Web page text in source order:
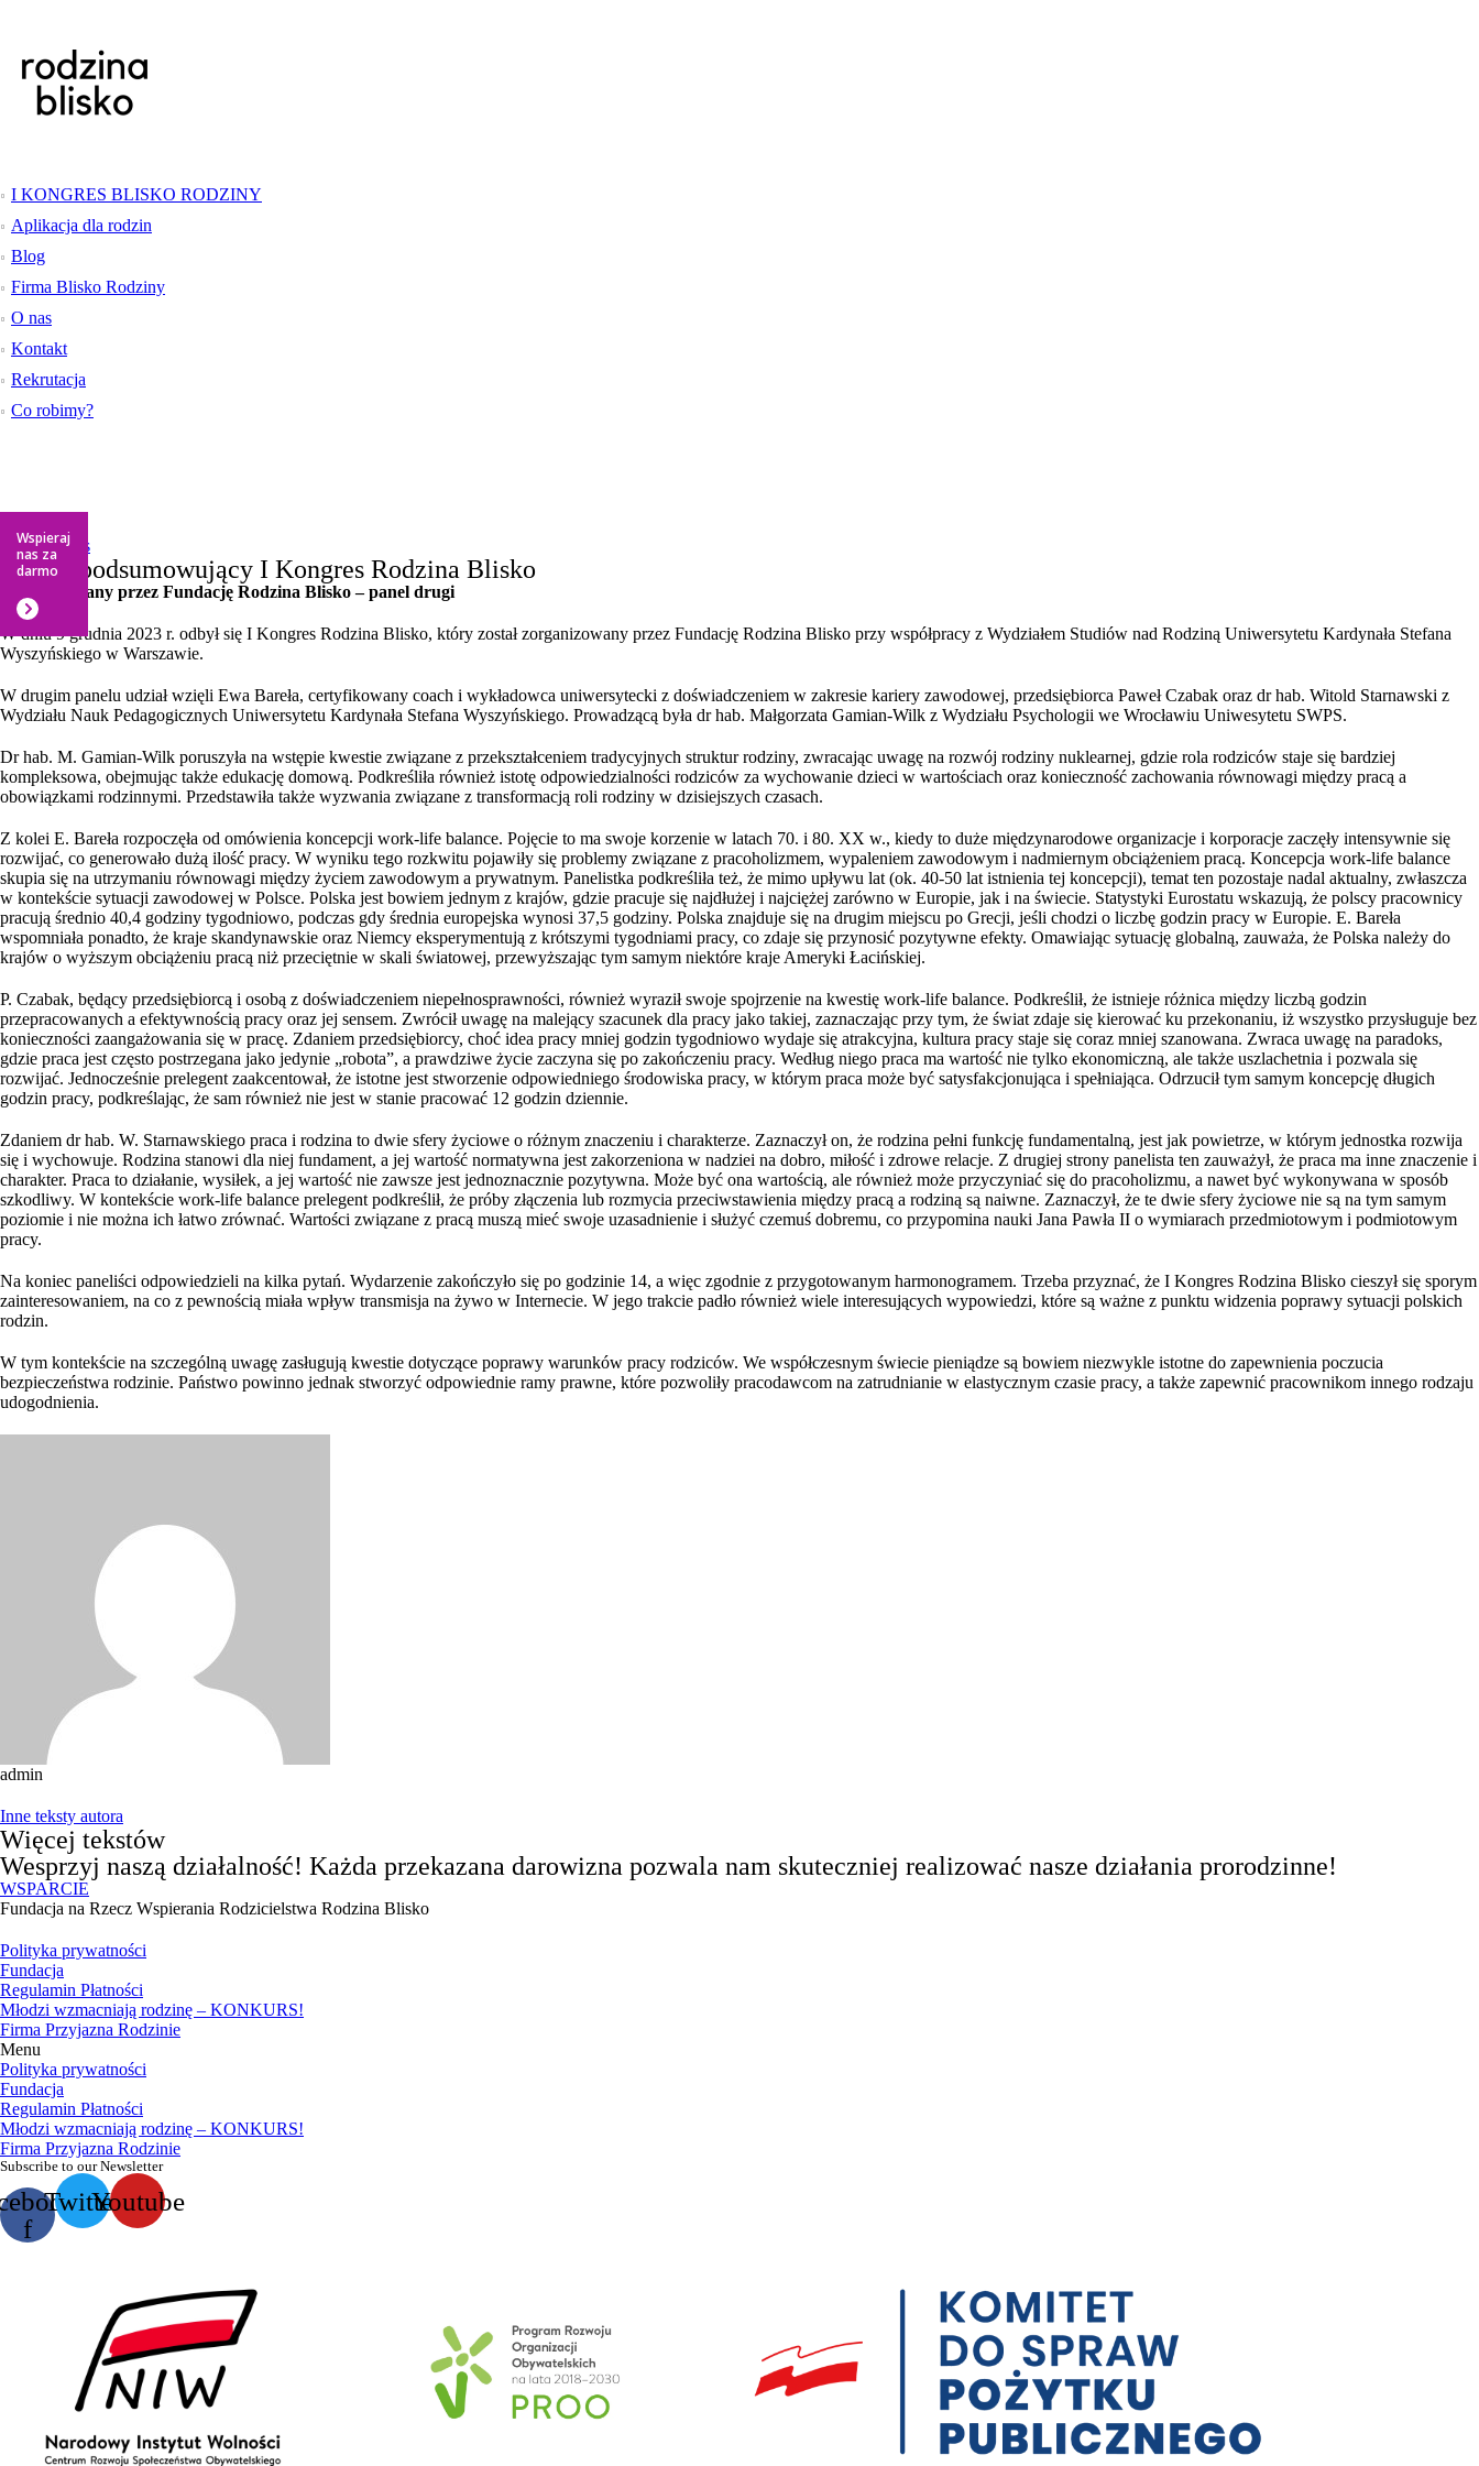
I KONGRES BLISKO RODZINY
Aplikacja dla rodzin
Blog
Firma Blisko Rodziny
O nas
Kontakt
Rekrutacja
Co robimy?
wesprzyj nas
Raport podsumowujący I Kongres Rodzina Blisko
zorganizowany przez Fundację Rodzina Blisko – panel drugi
W dniu 9 grudnia 2023 r. odbył się I Kongres Rodzina Blisko, który został zorganizowany przez Fundację Rodzina Blisko przy współpracy z Wydziałem Studiów nad Rodziną Uniwersytetu Kardynała Stefana
Wyszyńskiego w Warszawie.
W drugim panelu udział wzięli Ewa Bareła, certyfikowany coach i wykładowca uniwersytecki z doświadczeniem w zakresie kariery zawodowej, przedsiębiorca Paweł Czabak oraz dr hab. Witold Starnawski z
Wydziału Nauk Pedagogicznych Uniwersytetu Kardynała Stefana Wyszyńskiego. Prowadzącą była dr hab. Małgorzata Gamian-Wilk z Wydziału Psychologii we Wrocławiu Uniwesytetu SWPS.
Dr hab. M. Gamian-Wilk poruszyła na wstępie kwestie związane z przekształceniem tradycyjnych struktur rodziny, zwracając uwagę na rozwój rodziny nuklearnej, gdzie rola rodziców staje się bardziej
kompleksowa, obejmując także edukację domową. Podkreśliła również istotę odpowiedzialności rodziców za wychowanie dzieci w wartościach oraz konieczność zachowania równowagi między pracą a
obowiązkami rodzinnymi. Przedstawiła także wyzwania związane z transformacją roli rodziny w dzisiejszych czasach.
Z kolei E. Bareła rozpoczęła od omówienia koncepcji work-life balance. Pojęcie to ma swoje korzenie w latach 70. i 80. XX w., kiedy to duże międzynarodowe organizacje i korporacje zaczęły intensywnie się
rozwijać, co generowało dużą ilość pracy. W wyniku tego rozkwitu pojawiły się problemy związane z pracoholizmem, wypaleniem zawodowym i nadmiernym obciążeniem pracą. Koncepcja work-life balance
skupia się na utrzymaniu równowagi między życiem zawodowym a prywatnym. Panelistka podkreśliła też, że mimo upływu lat (ok. 40-50 lat istnienia tej koncepcji), temat ten pozostaje nadal aktualny, zwłaszcza
w kontekście sytuacji zawodowej w Polsce. Polska jest bowiem jednym z krajów, gdzie pracuje się najdłużej i najciężej zarówno w Europie, jak i na świecie. Statystyki Eurostatu wskazują, że polscy pracownicy
pracują średnio 40,4 godziny tygodniowo, podczas gdy średnia europejska wynosi 37,5 godziny. Polska znajduje się na drugim miejscu po Grecji, jeśli chodzi o liczbę godzin pracy w Europie. E. Bareła
wspomniała ponadto, że kraje skandynawskie oraz Niemcy eksperymentują z krótszymi tygodniami pracy, co zdaje się przynosić pozytywne efekty. Omawiając sytuację globalną, zauważa, że Polska należy do
krajów o wyższym obciążeniu pracą niż przeciętnie w skali światowej, przewyższając tym samym niektóre kraje Ameryki Łacińskiej.
P. Czabak, będący przedsiębiorcą i osobą z doświadczeniem niepełnosprawności, również wyraził swoje spojrzenie na kwestię work-life balance. Podkreślił, że istnieje różnica między liczbą godzin
przepracowanych a efektywnością pracy oraz jej sensem. Zwrócił uwagę na malejący szacunek dla pracy jako takiej, zaznaczając przy tym, że świat zdaje się kierować ku przekonaniu, iż wszystko przysługuje bez
konieczności zaangażowania się w pracę. Zdaniem przedsiębiorcy, choć idea pracy mniej godzin tygodniowo wydaje się atrakcyjna, kultura pracy staje się coraz mniej szanowana. Zwraca uwagę na paradoks,
gdzie praca jest często postrzegana jako jedynie „robota”, a prawdziwe życie zaczyna się po zakończeniu pracy. Według niego praca ma wartość nie tylko ekonomiczną, ale także uszlachetnia i pozwala się
rozwijać. Jednocześnie prelegent zaakcentował, że istotne jest stworzenie odpowiedniego środowiska pracy, w którym praca może być satysfakcjonująca i spełniająca. Odrzucił tym samym koncepcję długich
godzin pracy, podkreślając, że sam również nie jest w stanie pracować 12 godzin dziennie.
Zdaniem dr hab. W. Starnawskiego praca i rodzina to dwie sfery życiowe o różnym znaczeniu i charakterze. Zaznaczył on, że rodzina pełni funkcję fundamentalną, jest jak powietrze, w którym jednostka rozwija
się i wychowuje. Rodzina stanowi dla niej fundament, a jej wartość normatywna jest zakorzeniona w nadziei na dobro, miłość i zdrowe relacje. Z drugiej strony panelista ten zauważył, że praca ma inne znaczenie i
charakter. Praca to działanie, wysiłek, a jej wartość nie zawsze jest jednoznacznie pozytywna. Może być ona wartością, ale również może przyczyniać się do pracoholizmu, a nawet być wykonywana w sposób
szkodliwy. W kontekście work-life balance prelegent podkreślił, że próby złączenia lub rozmycia przeciwstawienia między pracą a rodziną są naiwne. Zaznaczył, że te dwie sfery życiowe nie są na tym samym
poziomie i nie można ich łatwo zrównać. Wartości związane z pracą muszą mieć swoje uzasadnienie i służyć czemuś dobremu, co przypomina nauki Jana Pawła II o wymiarach przedmiotowym i podmiotowym
pracy.
Na koniec paneliści odpowiedzieli na kilka pytań. Wydarzenie zakończyło się po godzinie 14, a więc zgodnie z przygotowanym harmonogramem. Trzeba przyznać, że I Kongres Rodzina Blisko cieszył się sporym
zainteresowaniem, na co z pewnością miała wpływ transmisja na żywo w Internecie. W jego trakcie padło również wiele interesujących wypowiedzi, które są ważne z punktu widzenia poprawy sytuacji polskich
rodzin.
W tym kontekście na szczególną uwagę zasługują kwestie dotyczące poprawy warunków pracy rodziców. We współczesnym świecie pieniądze są bowiem niezwykle istotne do zapewnienia poczucia
bezpieczeństwa rodzinie. Państwo powinno jednak stworzyć odpowiednie ramy prawne, które pozwoliły pracodawcom na zatrudnianie w elastycznym czasie pracy, a także zapewnić pracownikom innego rodzaju
udogodnienia.
admin
Inne teksty autora
Więcej tekstów
Wesprzyj naszą działalność! Każda przekazana darowizna pozwala nam skuteczniej realizować nasze działania prorodzinne!
WSPARCIE
Fundacja na Rzecz Wspierania Rodzicielstwa Rodzina Blisko
Polityka prywatności
Fundacja
Regulamin Płatności
Młodzi wzmacniają rodzinę – KONKURS!
Firma Przyjazna Rodzinie
Menu
Polityka prywatności
Fundacja
Regulamin Płatności
Młodzi wzmacniają rodzinę – KONKURS!
Firma Przyjazna Rodzinie
Subscribe to our Newsletter
f
TwitterYoutube
Wspieraj
nas za
darmo